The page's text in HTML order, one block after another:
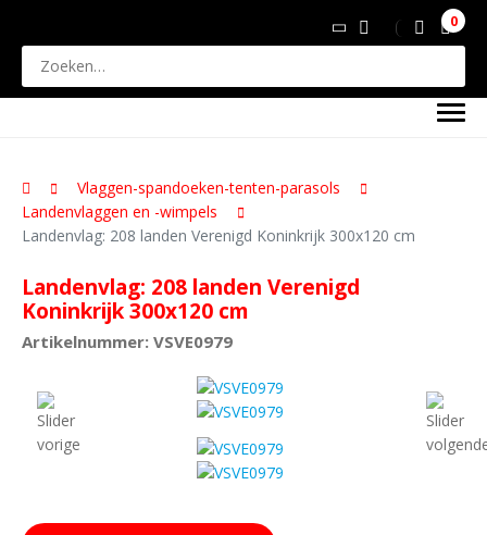
0
Vlaggen-spandoeken-tenten-parasols
Landenvlaggen en -wimpels
Landenvlag: 208 landen Verenigd Koninkrijk 300x120 cm
Landenvlag: 208 landen Verenigd
Koninkrijk 300x120 cm
Artikelnummer: VSVE0979